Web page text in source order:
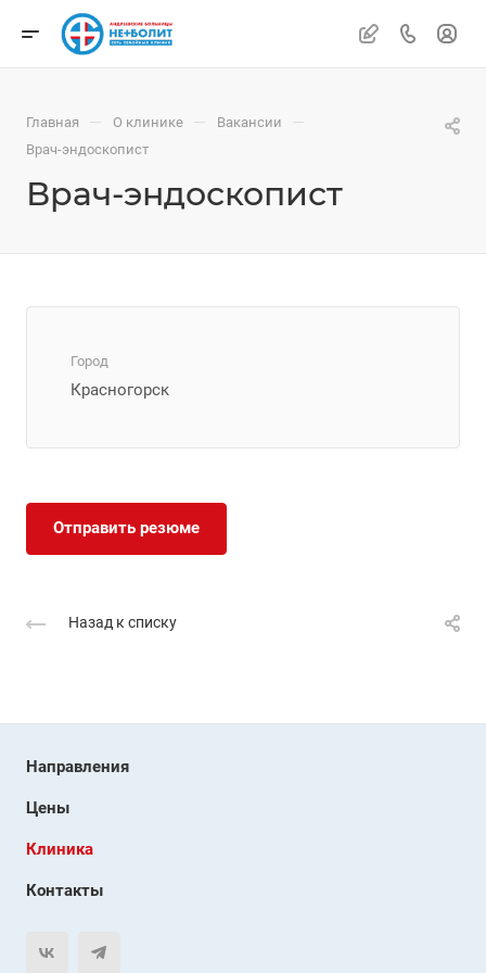
Главная — О клинике — Вакансии —
Врач-эндоскопист
Врач-эндоскопист
Город
Красногорск
Отправить резюме
Назад к списку
Направления
Цены
Клиника
Контакты